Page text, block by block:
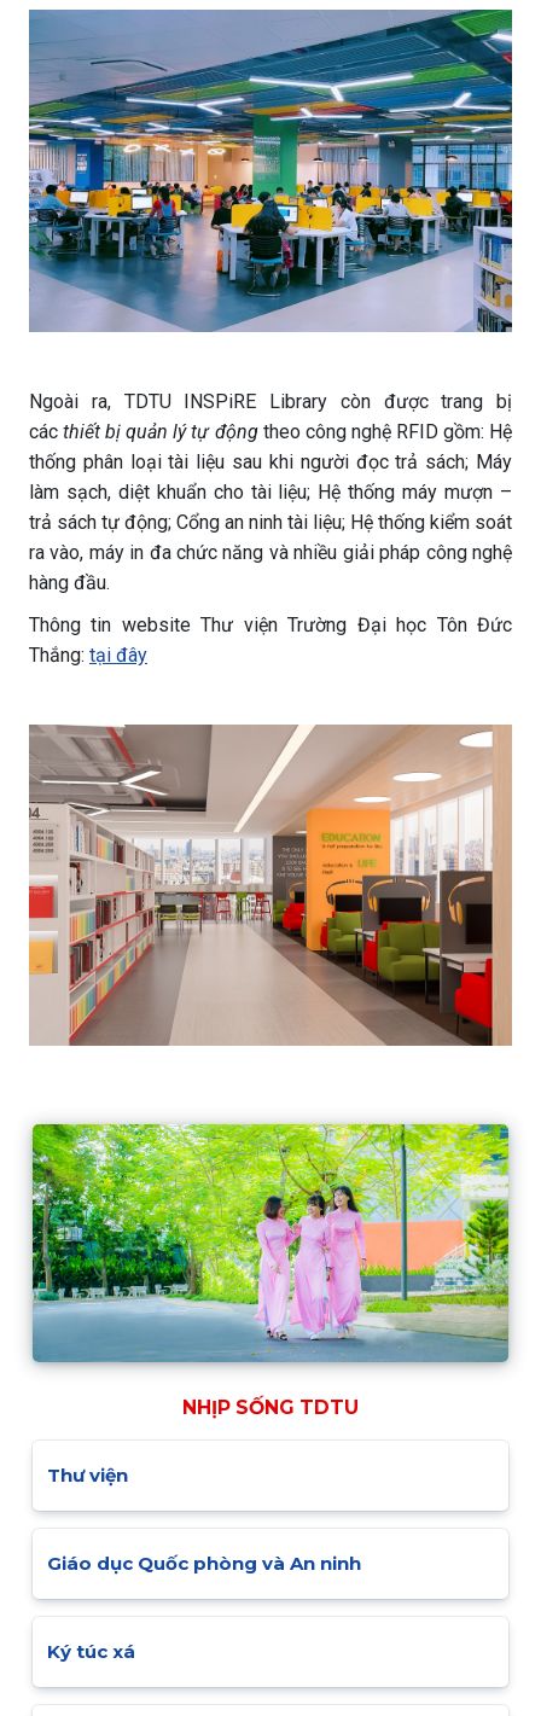
Ngoài ra, TDTU INSPiRE Library còn được trang bị
cácthiết bị quản lý tự độngtheo công nghệ RFID gồm: Hệ
thống phân loại tài liệu sau khi người đọc trả sách; Máy
làm sạch, diệt khuẩn cho tài liệu; Hệ thống máy mượn –
trả sách tự động; Cổng an ninh tài liệu; Hệ thống kiểm soát
ra vào, máy in đa chức năng và nhiều giải pháp công nghệ
hàng đầu.
Thông tin website Thư viện Trường Đại học Tôn Đức
Thắng: tại đây
NHỊP SỐNG TDTU
Thư viện
Giáo dục Quốc phòng và An ninh
Ký túc xá